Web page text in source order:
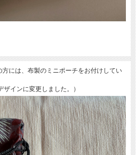
方には、布製のミニポーチをお付けしてい
インに変更しました。）